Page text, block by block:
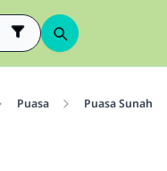
Puasa Puasa Sunah